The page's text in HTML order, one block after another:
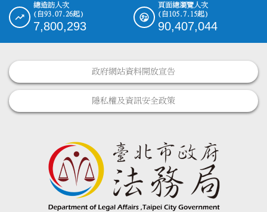
總造訪人次
(自93.07.26起)
7,800,293
頁面總瀏覽人次
(自105.7.15起)
90,407,044
政府網站資料開放宣告
隱私權及資訊安全政策